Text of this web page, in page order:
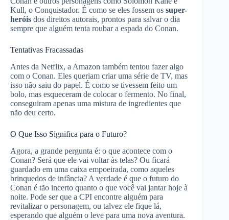
Kull, o Conquistador. É como se eles fossem os super-
heróis dos direitos autorais, prontos para salvar o dia
sempre que alguém tenta roubar a espada do Conan.
Tentativas Fracassadas
Antes da Netflix, a Amazon também tentou fazer algo
com o Conan. Eles queriam criar uma série de TV, mas
isso não saiu do papel. É como se tivessem feito um
bolo, mas esqueceram de colocar o fermento. No final,
conseguiram apenas uma mistura de ingredientes que
não deu certo.
O Que Isso Significa para o Futuro?
Agora, a grande pergunta é: o que acontece com o
Conan? Será que ele vai voltar às telas? Ou ficará
guardado em uma caixa empoeirada, como aqueles
brinquedos de infância? A verdade é que o futuro do
Conan é tão incerto quanto o que você vai jantar hoje à
noite. Pode ser que a CPI encontre alguém para
revitalizar o personagem, ou talvez ele fique lá,
esperando que alguém o leve para uma nova aventura.